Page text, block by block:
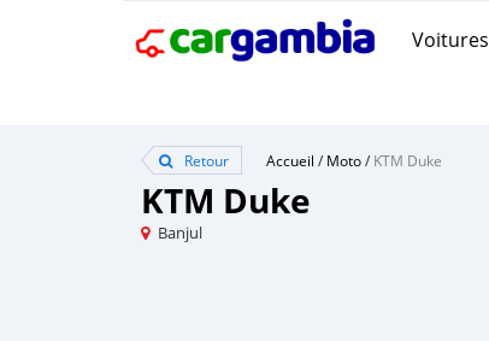
Voitures
Retour Accueil /Moto/KTM Duke
KTM Duke
Banjul